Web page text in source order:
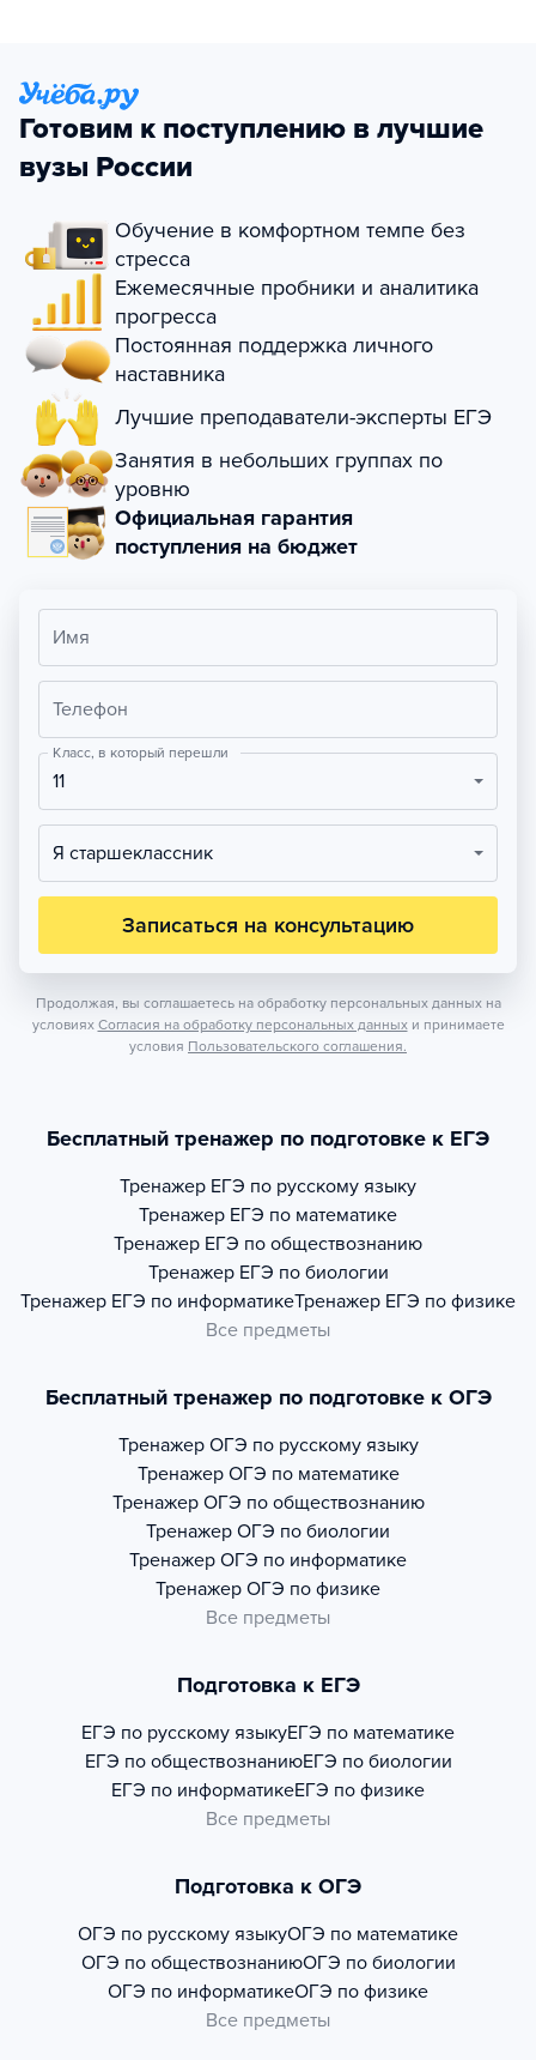
Готовим к поступлению в лучшие
вузы России
Обучение в комфортном темпе без
стресса
Ежемесячные пробники и аналитика
прогресса
Постоянная поддержка личного
наставника
Лучшие преподаватели-эксперты ЕГЭ
Занятия в небольших группах по
уровню
Официальная гарантия
поступления на бюджет
Имя
Телефон
Класс, в который перешли
11
Я старшеклассник
Записаться на консультацию
Продолжая, вы соглашаетесь на обработку персональных данных на
условиях Согласия на обработку персональных данных и принимаете
условия Пользовательского соглашения.
Бесплатный тренажер по подготовке к ЕГЭ
Тренажер ЕГЭ по русскому языку
Тренажер ЕГЭ по математике
Тренажер ЕГЭ по обществознанию
Тренажер ЕГЭ по биологии
Тренажер ЕГЭ по информатикеТренажер ЕГЭ по физике
Все предметы
Бесплатный тренажер по подготовке к ОГЭ
Тренажер ОГЭ по русскому языку
Тренажер ОГЭ по математике
Тренажер ОГЭ по обществознанию
Тренажер ОГЭ по биологии
Тренажер ОГЭ по информатике
Тренажер ОГЭ по физике
Все предметы
Подготовка к ЕГЭ
ЕГЭ по русскому языкуЕГЭ по математике
ЕГЭ по обществознаниюЕГЭ по биологии
ЕГЭ по информатикеЕГЭ по физике
Все предметы
Подготовка к ОГЭ
ОГЭ по русскому языкуОГЭ по математике
ОГЭ по обществознаниюОГЭ по биологии
ОГЭ по информатикеОГЭ по физике
Все предметы